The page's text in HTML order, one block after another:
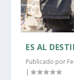
ES AL
Publicado por
|